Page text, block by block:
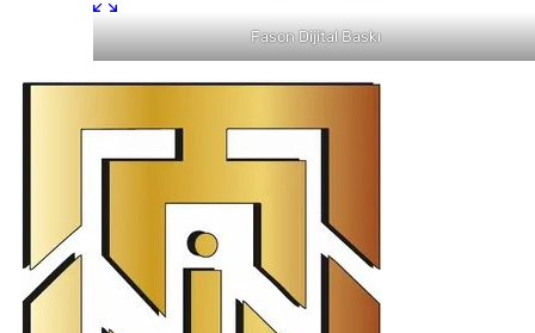
Fason Dijital Baskı